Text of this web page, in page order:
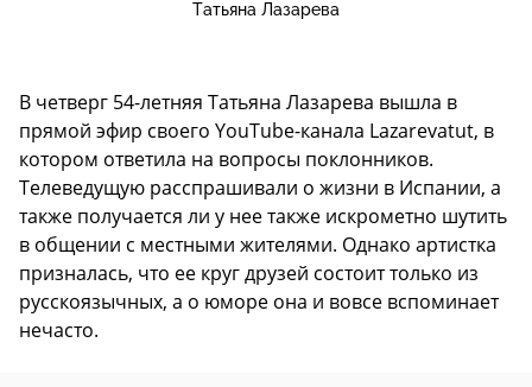
Татьяна Лазарева
В четверг 54-летняя Татьяна Лазарева вышла в
прямой эфир своего YouTube-канала Lazarevatut, в
котором ответила на вопросы поклонников.
Телеведущую расспрашивали о жизни в Испании, а
также получается ли у нее также искрометно шутить
в общении с местными жителями. Однако артистка
призналась, что ее круг друзей состоит только из
русскоязычных, а о юморе она и вовсе вспоминает
нечасто.